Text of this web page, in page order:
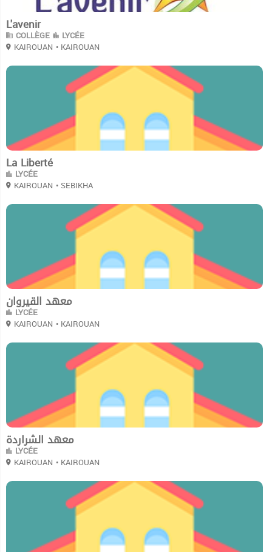
L'avenir
COLLÈGE LYCÉE
KAIROUAN • KAIROUAN
La Liberté
LYCÉE
KAIROUAN • SEBIKHA
معهد القيروان
LYCÉE
KAIROUAN • KAIROUAN
معهد الشراردة
LYCÉE
KAIROUAN • KAIROUAN